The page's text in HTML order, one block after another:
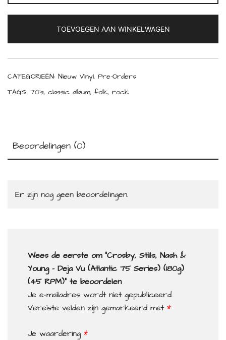
Nash
Young
-
Deja
Vu
aantal
TOEVOEGEN AAN WINKELWAGEN
CATEGORIEËN: Nieuw Vinyl, Pre-Orders
TAGS: 70's, classic album, folk, rock
Beoordelingen (0)
Er zijn nog geen beoordelingen.
Wees de eerste om “Crosby, Stills, Nash &
Young – Deja Vu (Atlantic 75 Series) (180g)
(45 RPM)” te beoordelen
Je e-mailadres wordt niet gepubliceerd.
Vereiste velden zijn gemarkeerd met *
Je waardering *